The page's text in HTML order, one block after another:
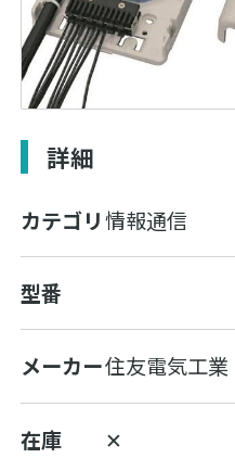
詳細
カテゴリ情報通信
型番
メーカー住友電気工業
在庫 ✕